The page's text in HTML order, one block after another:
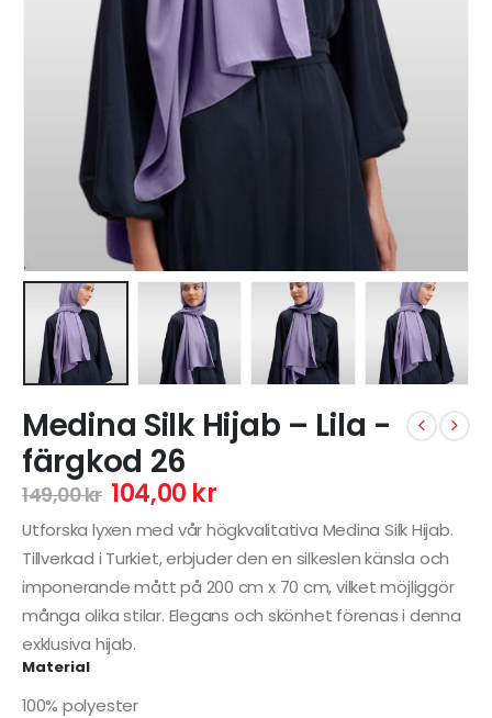
Medina Silk Hijab – Lila -
färgkod 26
149,00kr 104,00 kr
Utforska lyxen med vår högkvalitativa Medina Silk Hijab.
Tillverkad i Turkiet, erbjuder den en silkeslen känsla och
imponerande mått på 200 cm x 70 cm, vilket möjliggör
många olika stilar. Elegans och skönhet förenas i denna
exklusiva hijab.
Material
100% polyester